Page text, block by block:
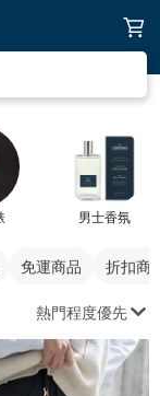
男士香氛
免運商品 折扣商
熱門程度優先